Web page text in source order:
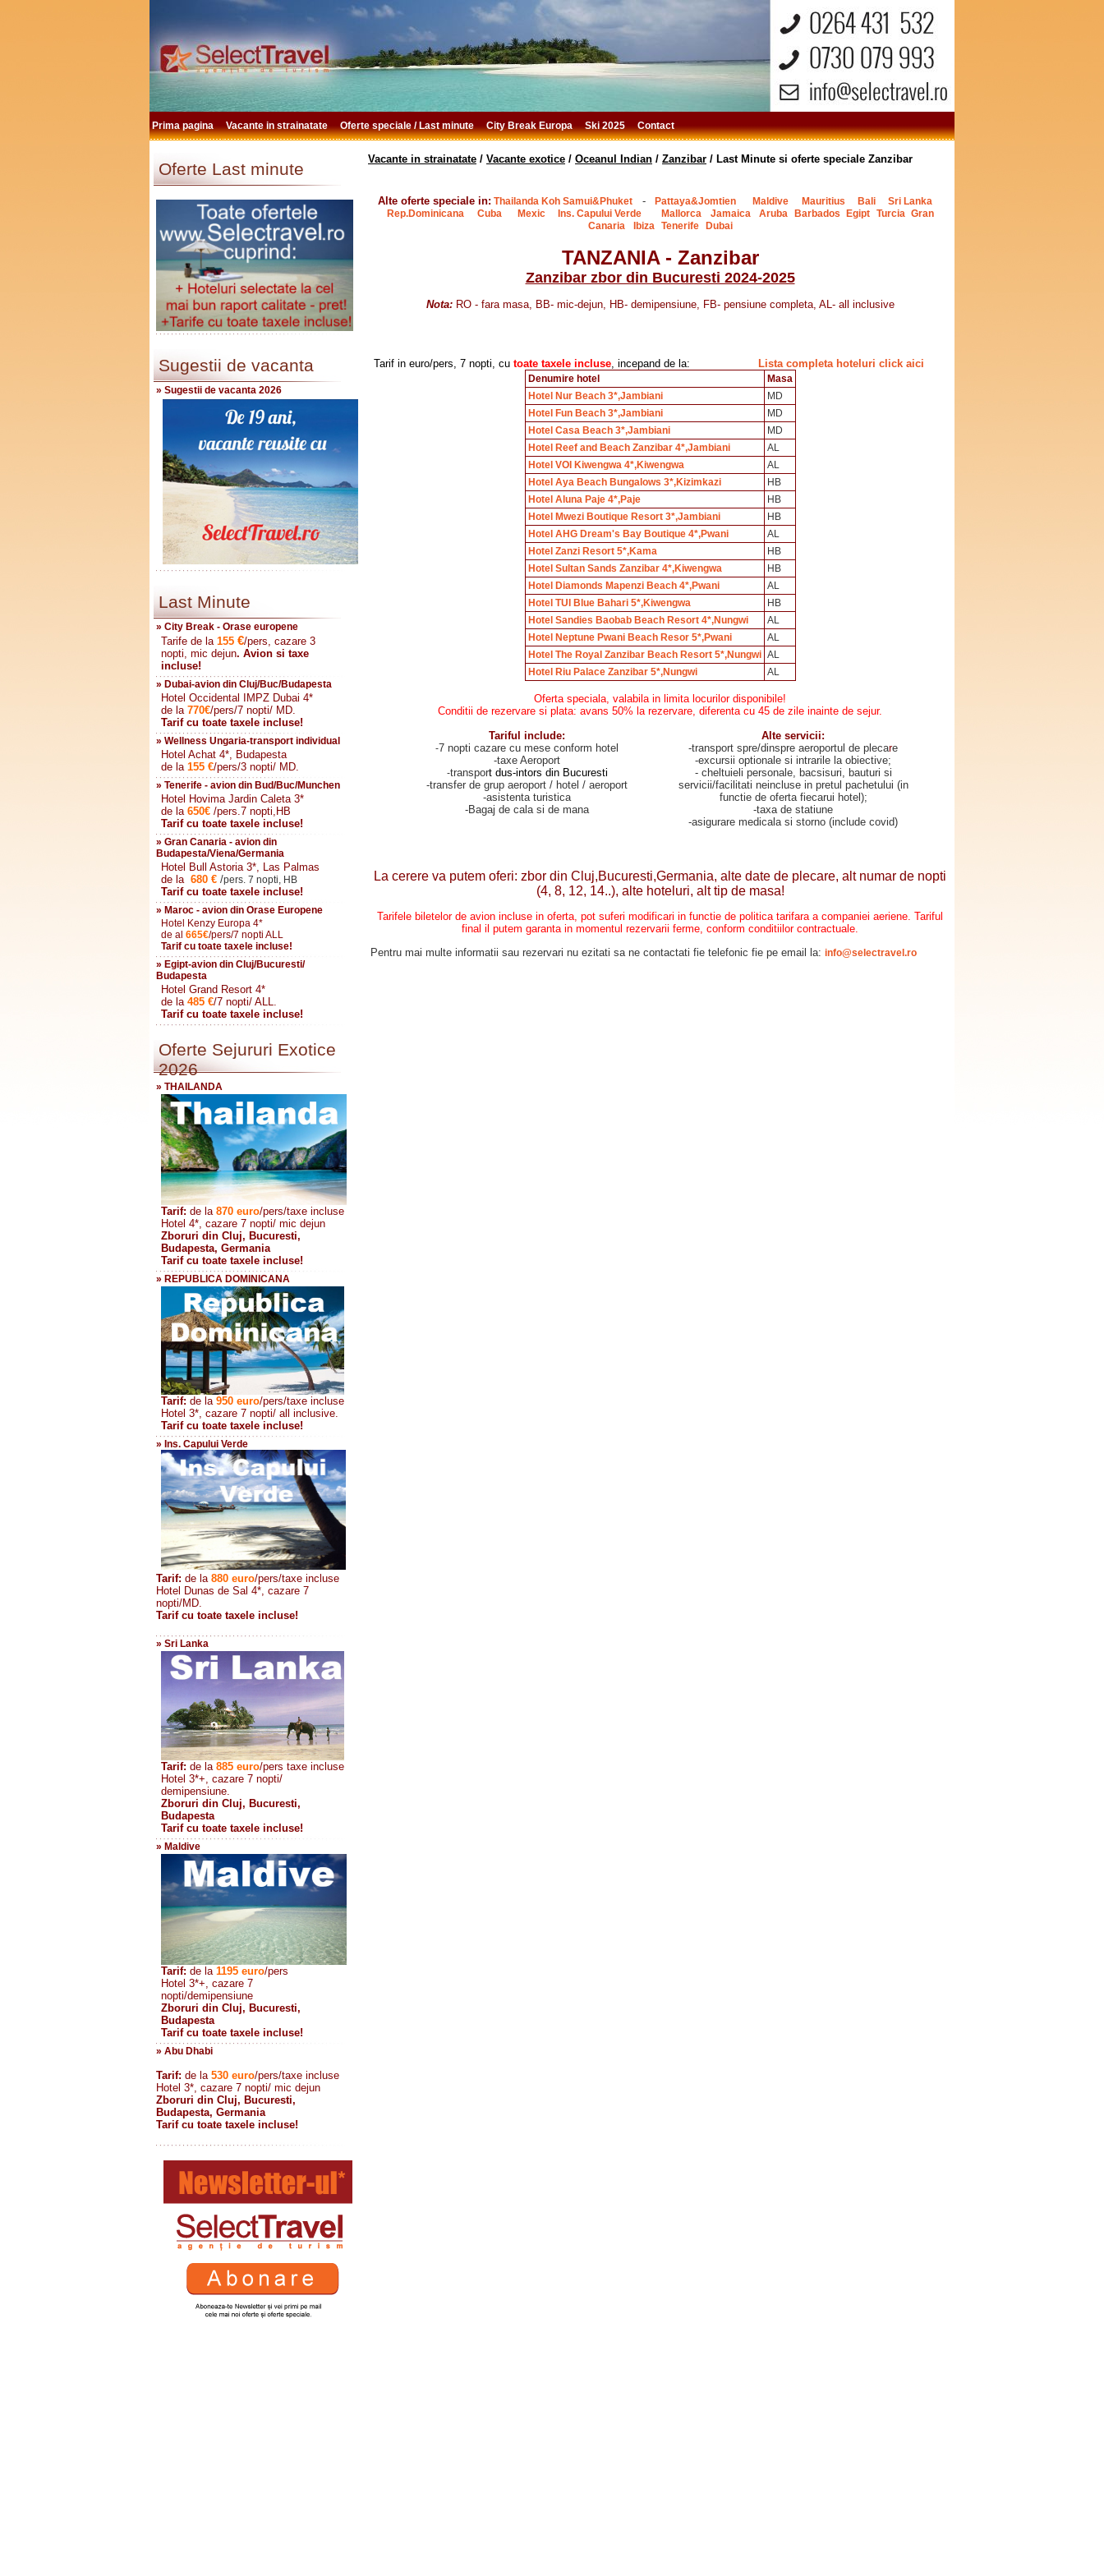
Prima pagina Vacante in strainatate Oferte speciale / Last minute City Break Europa Ski 2025 Contact
Oferte Last minute
Sugestii de vacanta
» Sugestii de vacanta 2026
Last Minute
» City Break - Orase europene
Tarife de la 155 €/pers, cazare 3
nopti, mic dejun. Avion si taxe
incluse!
» Dubai-avion din Cluj/Buc/Budapesta
Hotel Occidental IMPZ Dubai 4*
de la 770€/pers/7 nopti/ MD.
Tarif cu toate taxele incluse!
» Wellness Ungaria-transport individual
Hotel Achat 4*, Budapesta
de la 155 €/pers/3 nopti/ MD.
» Tenerife - avion din Bud/Buc/Munchen
Hotel Hovima Jardin Caleta 3*
de la 650€ /pers.7 nopti,HB
Tarif cu toate taxele incluse!
» Gran Canaria - avion din
Budapesta/Viena/Germania
Hotel Bull Astoria 3*, Las Palmas
de la 680 € /pers. 7 nopti, HB
Tarif cu toate taxele incluse!
» Maroc - avion din Orase Europene
Hotel Kenzy Europa 4*
de al 665€/pers/7 nopti ALL
Tarif cu toate taxele incluse!
» Egipt-avion din Cluj/Bucuresti/
Budapesta
Hotel Grand Resort 4*
de la485 €/7 nopti/ ALL.
Tarif cu toate taxele incluse!
Oferte Sejururi Exotice
2026
» THAILANDA
Tarif: de la 870 euro/pers/taxe incluse
Hotel 4*, cazare 7 nopti/ mic dejun
Zboruri din Cluj, Bucuresti,
Budapesta, Germania
Tarif cu toate taxele incluse!
» REPUBLICA DOMINICANA
Tarif: de la 950 euro/pers/taxe incluse
Hotel 3*, cazare 7 nopti/ all inclusive.
Tarif cu toate taxele incluse!
» Ins. Capului Verde
Tarif: de la 880 euro/pers/taxe incluse
Hotel Dunas de Sal 4*, cazare 7
nopti/MD.
Tarif cu toate taxele incluse!
» Sri Lanka
Tarif: de la 885 euro/pers taxe incluse
Hotel 3*+, cazare 7 nopti/
demipensiune.
Zboruri din Cluj, Bucuresti,
Budapesta
Tarif cu toate taxele incluse!
» Maldive
Tarif: de la 1195 euro/pers
Hotel 3*+, cazare 7
nopti/demipensiune
Zboruri din Cluj, Bucuresti,
Budapesta
Tarif cu toate taxele incluse!
» Abu Dhabi
Tarif: de la 530 euro/pers/taxe incluse
Hotel 3*, cazare 7 nopti/ mic dejun
Zboruri din Cluj, Bucuresti,
Budapesta, Germania
Tarif cu toate taxele incluse!
Vacante in strainatate / Vacante exotice / Oceanul Indian / Zanzibar / Last Minute si oferte speciale Zanzibar
Alte oferte speciale in: Thailanda Koh Samui&Phuket - Pattaya&Jomtien Maldive Mauritius Bali
Sri Lanka
Rep.Dominicana
Cuba Mexic Ins. Capului Verde Mallorca Jamaica Aruba Barbados Egipt Turcia Gran
Canaria
Ibiza Tenerife Dubai
TANZANIA - Zanzibar
Zanzibar zbor din Bucuresti 2024-2025
Nota: RO - fara masa, BB- mic-dejun, HB- demipensiune, FB- pensiune completa, AL- all inclusive
Tarif in euro/pers, 7 nopti, cu toate taxele incluse, incepand de la: Lista completa hoteluri click aici
Denumire hotel
Masa
Hotel Nur Beach 3*,Jambiani
MD
Hotel Fun Beach 3*,Jambiani
MD
Hotel Casa Beach 3*,Jambiani
MD
Hotel Reef and Beach Zanzibar 4*,Jambiani
AL
Hotel VOI Kiwengwa 4*,Kiwengwa
AL
Hotel Aya Beach Bungalows 3*,Kizimkazi
HB
Hotel Aluna Paje 4*,Paje
HB
Hotel Mwezi Boutique Resort 3*,Jambiani
HB
Hotel AHG Dream's Bay Boutique 4*,Pwani
AL
Hotel Zanzi Resort 5*,Kama
HB
Hotel Sultan Sands Zanzibar 4*,Kiwengwa
HB
Hotel Diamonds Mapenzi Beach 4*,Pwani
AL
Hotel TUI Blue Bahari 5*,Kiwengwa
HB
Hotel Sandies Baobab Beach Resort 4*,Nungwi
AL
Hotel Neptune Pwani Beach Resor 5*,Pwani
AL
Hotel The Royal Zanzibar Beach Resort 5*,Nungwi AL
Hotel Riu Palace Zanzibar 5*,Nungwi
AL
Oferta speciala, valabila in limita locurilor disponibile!
Conditii de rezervare si plata: avans 50% la rezervare, diferenta cu 45 de zile inainte de sejur.
Tariful include:
-7 nopti cazare cu mese conform hotel
-taxe Aeroport
-transport dus-intors din Bucuresti
-transfer de grup aeroport / hotel / aeroport
-asistenta turistica
-Bagaj de cala si de mana
Alte servicii:
-transport spre/dinspre aeroportul de plecare
-excursii optionale si intrarile la obiective;
- cheltuieli personale, bacsisuri, bauturi si
servicii/facilitati neincluse in pretul pachetului (in
functie de oferta fiecarui hotel);
-taxa de statiune
-asigurare medicala si storno (include covid)
La cerere va putem oferi: zbor din Cluj,Bucuresti,Germania, alte date de plecare, alt numar de nopti
(4, 8, 12, 14..), alte hoteluri, alt tip de masa!
Tarifele biletelor de avion incluse in oferta, pot suferi modificari in functie de politica tarifara a companiei aeriene. Tariful
final il putem garanta in momentul rezervarii ferme, conform conditiilor contractuale.
Pentru mai multe informatii sau rezervari nu ezitati sa ne contactati fie telefonic fie pe email la: info@selectravel.ro